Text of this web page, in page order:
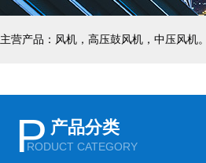
主营产品：风机，高压鼓风机，中压风机
P 产品分类
RODUCT CATEGORY